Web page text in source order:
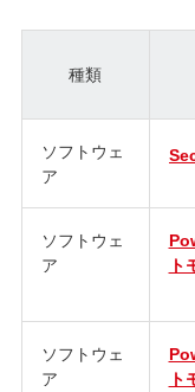
種類
ソフトウェ
ア
ソフトウェ
ア
ト
ソフトウェ
ア
ト